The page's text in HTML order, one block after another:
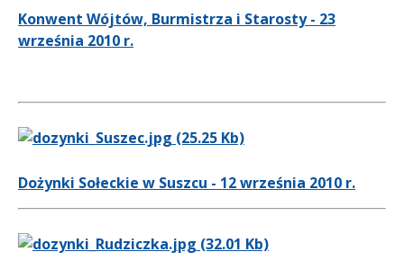
Konwent Wójtów, Burmistrza i Starosty - 23
września 2010 r.
Dożynki Sołeckie w Suszcu - 12 września 2010 r.